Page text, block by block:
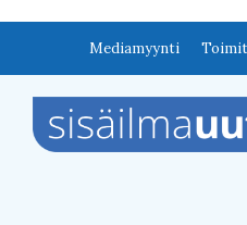
Mediamyynti